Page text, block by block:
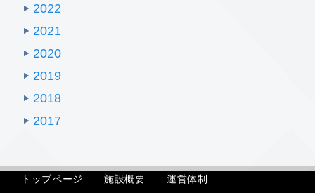
2022
2021
2020
2019
2018
2017
トップページ 施設概要 運営体制